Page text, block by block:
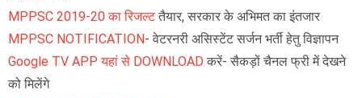
MPPSC 2019-20 का रिजल्टतैयार, सरकार के अभिमत का इंतजार
MPPSC NOTIFICATION- वेटरनरी असिस्टेंट सर्जन भर्ती हेतु विज्ञापन
Google TV APP यहां से DOWNLOAD करें- सैकड़ों चैनल फ्री में देखने
को मिलेंगे